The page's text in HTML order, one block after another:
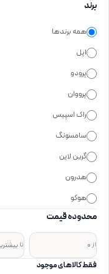
برند
همه برندها
اپل
پرودو
پرووان
راک اسپیس
سامسونگ
گرین لاین
هدرون
هوکو
محدوده قیمت
از تا
فقط کالاهای موجود